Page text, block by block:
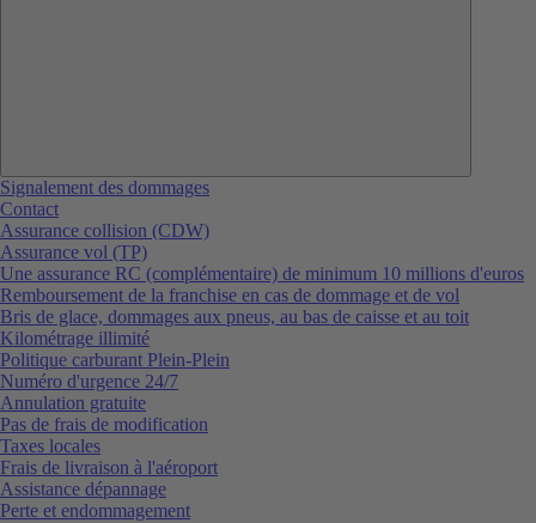
Signalement des dommages
Contact
Assurance collision (CDW)
Assurance vol (TP)
Une assurance RC (complémentaire) de minimum 10 millions d'euros
Remboursement de la franchise en cas de dommage et de vol
Bris de glace, dommages aux pneus, au bas de caisse et au toit
Kilométrage illimité
Politique carburant Plein-Plein
Numéro d'urgence 24/7
Annulation gratuite
Pas de frais de modification
Taxes locales
Frais de livraison à l'aéroport
Assistance dépannage
Perte et endommagement